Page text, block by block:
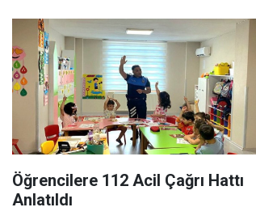
Öğrencilere 112 Acil Çağrı Hattı
Anlatıldı